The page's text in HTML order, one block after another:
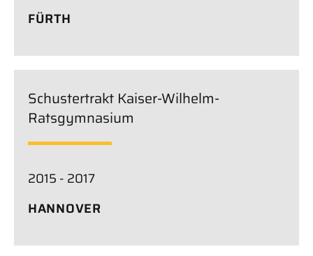
FÜRTH
Schustertrakt Kaiser-Wilhelm-
Ratsgymnasium
2015 - 2017
HANNOVER